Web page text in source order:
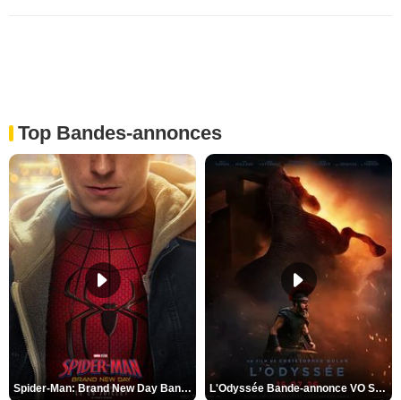
Top Bandes-annonces
Spider-Man: Brand New Day Bande-annonce VO STFR L'Odyssée Bande-annonce VO STFR